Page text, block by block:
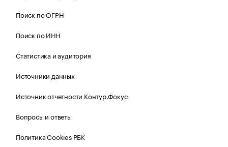
Поиск по ОГРН
Поиск по ИНН
Статистика и аудитория
Источники данных
Источник отчетности Контур.Фокус
Вопросы и ответы
Политика Cookies РБК